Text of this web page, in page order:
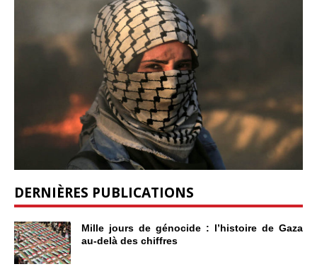
DERNIÈRES PUBLICATIONS
Mille jours de génocide : l’histoire de Gaza
au-delà des chiffres